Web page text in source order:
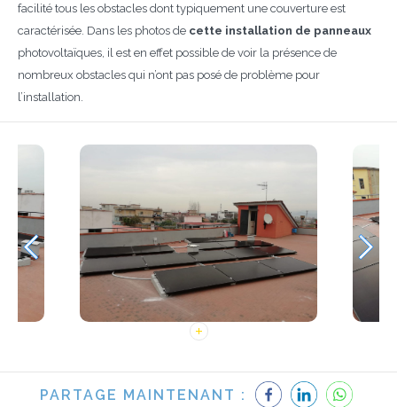
facilité tous les obstacles dont typiquement une couverture est
caractérisée. Dans les photos de cette installation de panneaux
photovoltaïques, il est en effet possible de voir la présence de
nombreux obstacles qui n’ont pas posé de problème pour
l’installation.
PARTAGE MAINTENANT :